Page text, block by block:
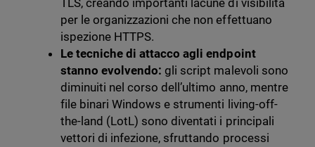
TLS, creando importanti lacune di visibilità
per le organizzazioni che non effettuano
ispezione HTTPS.
Le tecniche di attacco agli endpoint
stanno evolvendo: gli script malevoli sono
diminuiti nel corso dell’ultimo anno, mentre
file binari Windows e strumenti living-off-
the-land (LotL) sono diventati i principali
vettori di infezione, sfruttando processi